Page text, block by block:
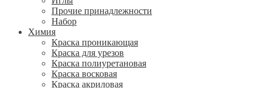
Прочие принадлежности
Набор
Химия
Краска проникающая
Краска для урезов
Краска полиуретановая
Краска восковая
Краска акриловая